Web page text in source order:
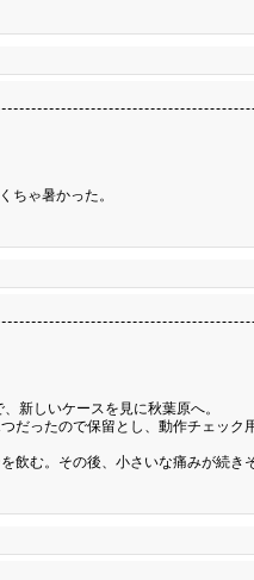
ちゃ暑かった。
新しいケースを見に秋葉原へ。
だったので保留とし、動作チェッ
飲む。その後、小さいな痛みが続き